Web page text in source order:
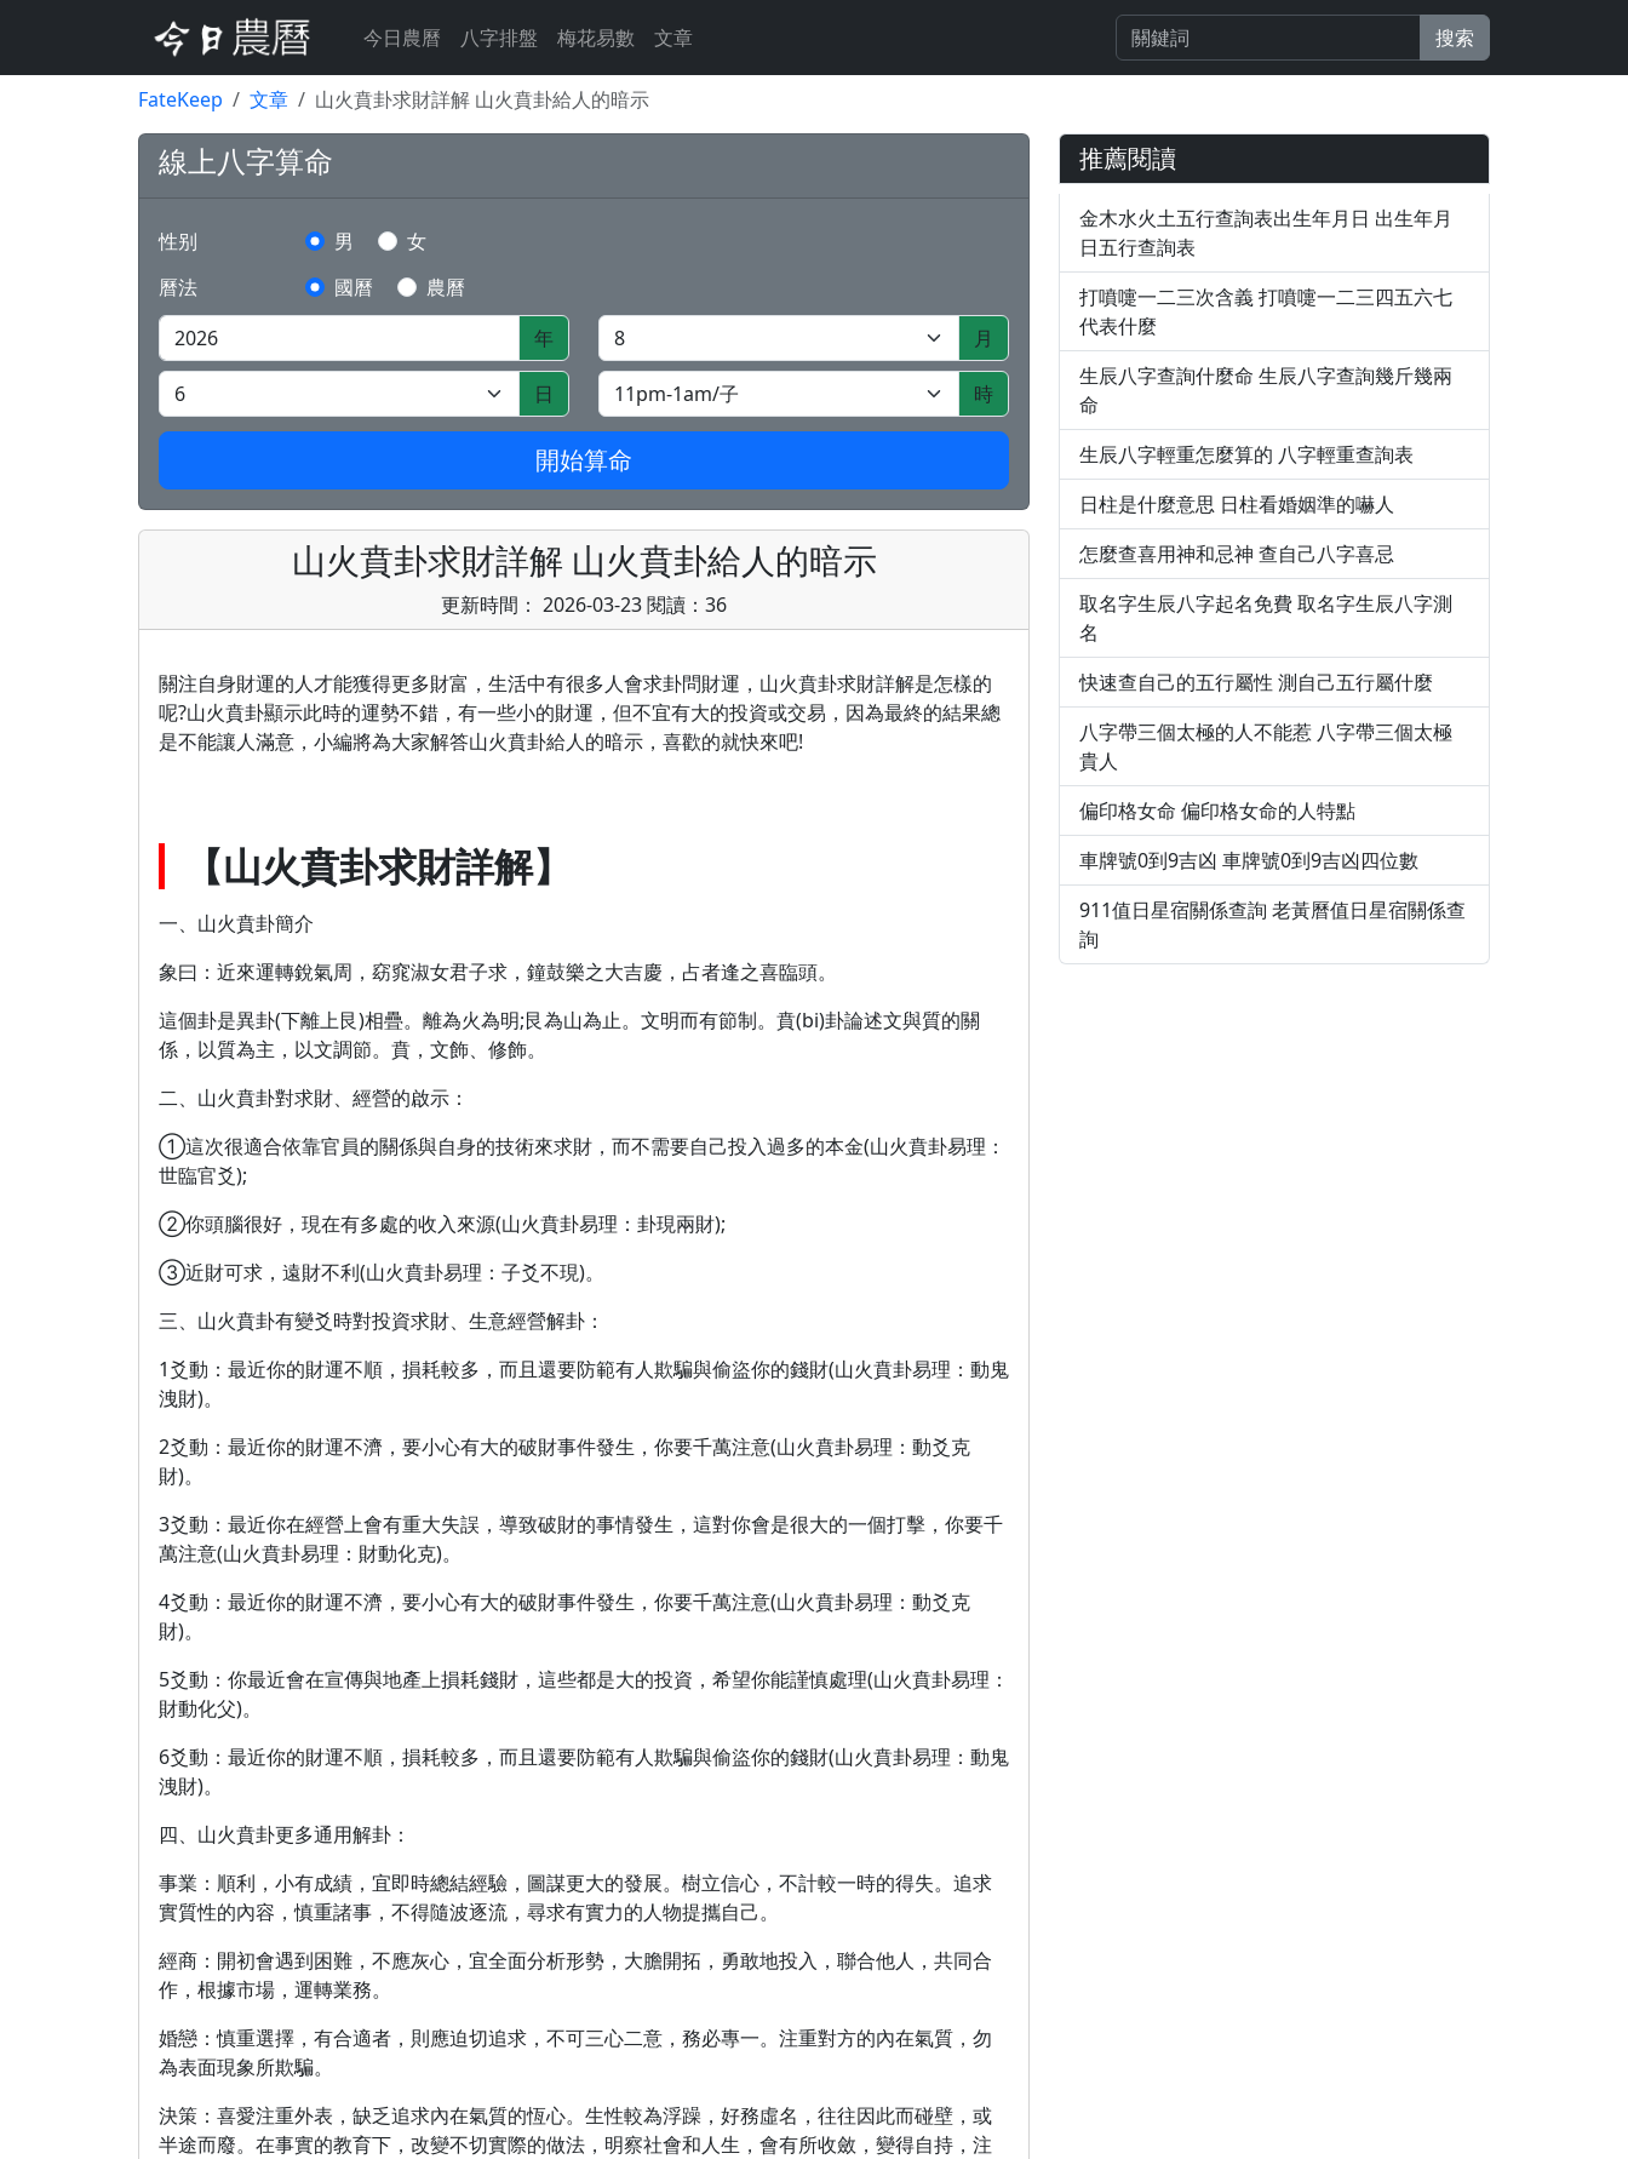
今日農曆 八字排盤 梅花易數 文章 搜索
FateKeep 文章 山火賁卦求財詳解 山火賁卦給人的暗示
線上八字算命
性别 男
女
曆法
國曆
農曆
年
月
日 時
開始算命
山火賁卦求財詳解 山火賁卦給人的暗示
更新時間： 2026-03-23 閱讀：36
關注自身財運的人才能獲得更多財富，生活中有很多人會求卦問財運，山火賁卦求財詳解是怎樣的
呢?山火賁卦顯示此時的運勢不錯，有一些小的財運，但不宜有大的投資或交易，因為最終的結果總
是不能讓人滿意，小編將為大家解答山火賁卦給人的暗示，喜歡的就快來吧!
【山火賁卦求財詳解】
一、山火賁卦簡介
象曰：近來運轉銳氣周，窈窕淑女君子求，鐘鼓樂之大吉慶，占者逢之喜臨頭。
這個卦是異卦(下離上艮)相疊。離為火為明;艮為山為止。文明而有節制。賁(bi)卦論述文與質的關
係，以質為主，以文調節。賁，文飾、修飾。
二、山火賁卦對求財、經營的啟示：
①這次很適合依靠官員的關係與自身的技術來求財，而不需要自己投入過多的本金(山火賁卦易理：
世臨官爻);
②你頭腦很好，現在有多處的收入來源(山火賁卦易理：卦現兩財);
③近財可求，遠財不利(山火賁卦易理：子爻不現)。
三、山火賁卦有變爻時對投資求財、生意經營解卦：
1爻動：最近你的財運不順，損耗較多，而且還要防範有人欺騙與偷盜你的錢財(山火賁卦易理：動鬼
洩財)。
2爻動：最近你的財運不濟，要小心有大的破財事件發生，你要千萬注意(山火賁卦易理：動爻克
財)。
3爻動：最近你在經營上會有重大失誤，導致破財的事情發生，這對你會是很大的一個打擊，你要千
萬注意(山火賁卦易理：財動化克)。
4爻動：最近你的財運不濟，要小心有大的破財事件發生，你要千萬注意(山火賁卦易理：動爻克
財)。
5爻動：你最近會在宣傳與地產上損耗錢財，這些都是大的投資，希望你能謹慎處理(山火賁卦易理：
財動化父)。
6爻動：最近你的財運不順，損耗較多，而且還要防範有人欺騙與偷盜你的錢財(山火賁卦易理：動鬼
洩財)。
四、山火賁卦更多通用解卦：
事業：順利，小有成績，宜即時總結經驗，圖謀更大的發展。樹立信心，不計較一時的得失。追求
實質性的內容，慎重諸事，不得隨波逐流，尋求有實力的人物提攜自己。
經商：開初會遇到困難，不應灰心，宜全面分析形勢，大膽開拓，勇敢地投入，聯合他人，共同合
作，根據市場，運轉業務。
婚戀：慎重選擇，有合適者，則應迫切追求，不可三心二意，務必專一。注重對方的內在氣質，勿
為表面現象所欺騙。
決策：喜愛注重外表，缺乏追求內在氣質的恆心。生性較為浮躁，好務虛名，往往因此而碰壁，或
半途而廢。在事實的教育下，改變不切實際的做法，明察社會和人生，會有所收斂，變得自持，注
推薦閱讀
金木水火土五行查詢表出生年月日 出生年月
日五行查詢表
打噴嚏一二三次含義 打噴嚏一二三四五六七
代表什麼
生辰八字查詢什麼命 生辰八字查詢幾斤幾兩
命
生辰八字輕重怎麼算的 八字輕重查詢表
日柱是什麼意思 日柱看婚姻準的嚇人
怎麼查喜用神和忌神 查自己八字喜忌
取名字生辰八字起名免費 取名字生辰八字測
名
快速查自己的五行屬性 測自己五行屬什麼
八字帶三個太極的人不能惹 八字帶三個太極
貴人
偏印格女命 偏印格女命的人特點
車牌號0到9吉凶 車牌號0到9吉凶四位數
911值日星宿關係查詢 老黃曆值日星宿關係查
詢